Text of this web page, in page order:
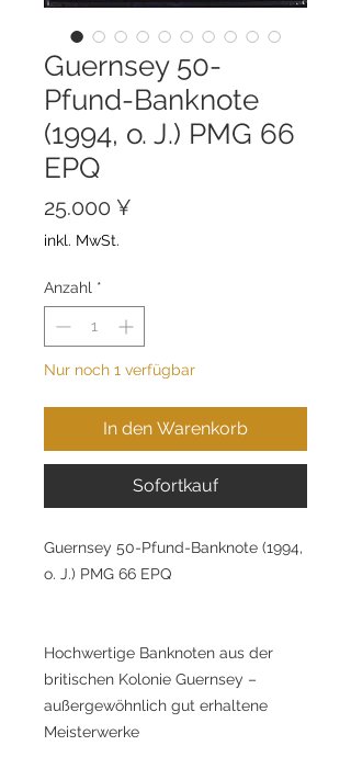
Guernsey 50-
Pfund-Banknote
(1994, o. J.) PMG 66
EPQ
25.000 ¥
inkl. MwSt.
Anzahl *
Nur noch 1 verfügbar
In den Warenkorb
Sofortkauf
Guernsey 50-Pfund-Banknote (1994,
o. J.) PMG 66 EPQ
Hochwertige Banknoten aus der
britischen Kolonie Guernsey –
außergewöhnlich gut erhaltene
Meisterwerke